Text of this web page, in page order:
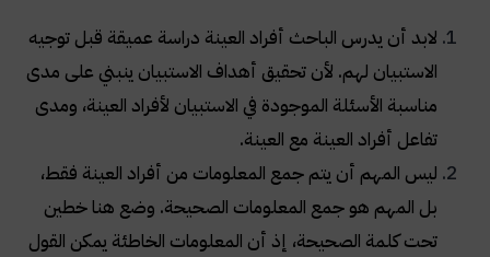
لابد أن يدرس الباحث أفراد العينة دراسة عميقة قبل توجيه
الاستبيان لهم. لأن تحقيق أهداف الاستبيان ينبني على مدى
مناسبة الأسئلة الموجودة في الاستبيان لأفراد العينة، ومدى
تفاعل أفراد العينة مع العينة.
ليس المهم أن يتم جمع المعلومات من أفراد العينة فقط،
بل المهم هو جمع المعلومات الصحيحة. وضع هنا خطين
تحت كلمة الصحيحة، إذ أن المعلومات الخاطئة يمكن القول